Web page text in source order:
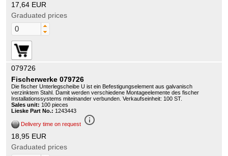
17,64 EUR
Graduated prices
079726
Fischerwerke 079726
Die fischer Unterlegscheibe U ist ein Befestigungselement aus galvanisch
verzinktem Stahl. Damit werden verschiedene Montageelemente des fischer
Installationssystems miteinander verbunden. Verkaufseinheit: 100 ST.
Sales unit: 100 pieces
Lieske Part No.: 1243443
Delivery time on request info_outline
18,95 EUR
Graduated prices